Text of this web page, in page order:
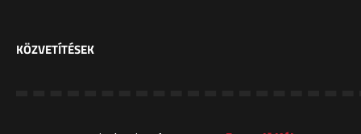
KÖZVETÍTÉSEK